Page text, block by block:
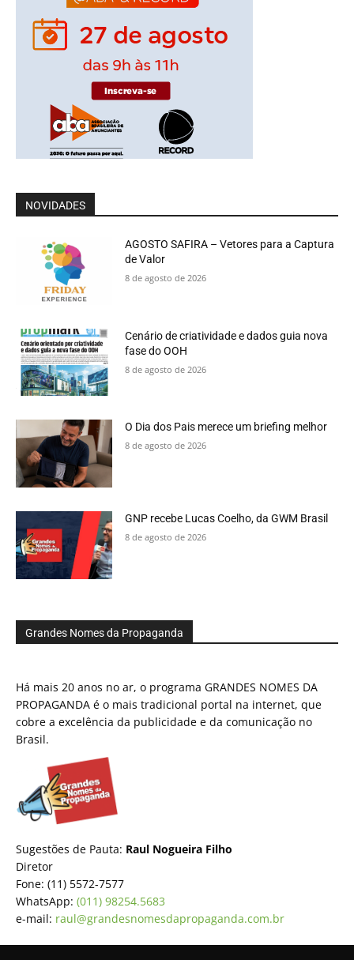
NOVIDADES
AGOSTO SAFIRA – Vetores para a Captura
de Valor
8 de agosto de 2026
Cenário de criatividade e dados guia nova
fase do OOH
8 de agosto de 2026
O Dia dos Pais merece um briefing melhor
8 de agosto de 2026
GNP recebe Lucas Coelho, da GWM Brasil
8 de agosto de 2026
Grandes Nomes da Propaganda
Há mais 20 anos no ar, o programa GRANDES NOMES DA
PROPAGANDA é o mais tradicional portal na internet, que
cobre a excelência da publicidade e da comunicação no
Brasil.
Sugestões de Pauta: Raul Nogueira Filho
Diretor
Fone: (11) 5572-7577
WhatsApp: (011) 98254.5683
e-mail: raul@grandesnomesdapropaganda.com.br